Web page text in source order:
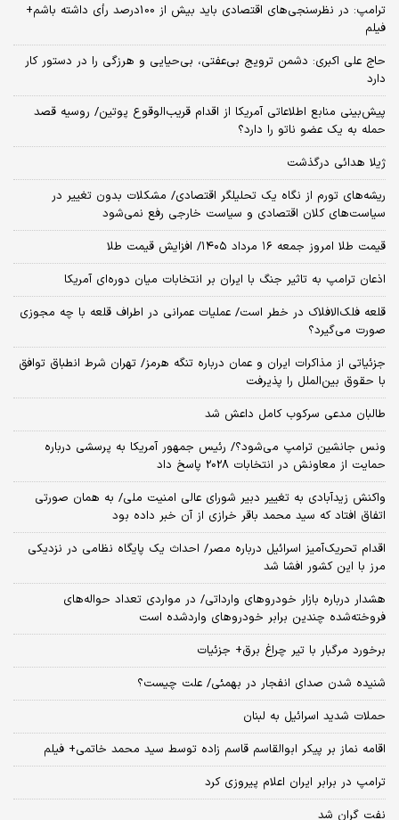
ترامپ: در نظرسنجی‌های اقتصادی باید بیش از 100درصد رأی داشته باشم+
فیلم
حاج علی اکبری: دشمن ترویج بی‌عفتی، بی‌حیایی و هرزگی را در دستور کار
دارد
پیش‌بینی منابع اطلاعاتی آمریکا از اقدام قریب‌الوقوع پوتین/ روسیه قصد
حمله به یک عضو ناتو را دارد؟
ژیلا هدائی درگذشت
ریشه‌های تورم از نگاه یک تحلیلگر اقتصادی/ مشکلات بدون تغییر در
سیاست‌های کلان اقتصادی و سیاست خارجی رفع نمی‌شود
قیمت طلا امروز جمعه ۱۶ مرداد ۱۴۰۵/ افزایش قیمت طلا
اذعان ترامپ به تاثیر جنگ با ایران بر انتخابات میان دوره‌ای آمریکا
قلعه فلک‌الافلاک در خطر است/ عملیات عمرانی در اطراف قلعه با چه مجوزی
صورت می‌گیرد؟
جزئیاتی از مذاکرات ایران و عمان درباره تنگه هرمز/ تهران شرط انطباق توافق
با حقوق بین‌الملل را پذیرفت
طالبان مدعی سرکوب کامل داعش شد
ونس جانشین ترامپ می‌شود؟/ رئیس جمهور آمریکا به پرسشی درباره
حمایت از معاونش در انتخابات 2028 پاسخ داد
واکنش زیدآبادی به تغییر دبیر شورای عالی امنیت ملی/ به همان صورتی
اتفاق افتاد که سید محمد باقر خرازی از آن خبر داده بود
اقدام تحریک‌آمیز اسرائیل درباره مصر/ احداث یک پایگاه نظامی در نزدیکی
مرز با این کشور افشا شد
هشدار درباره بازار خودروهای وارداتی/ در مواردی تعداد حواله‌های
فروخته‌شده چندین برابر خودروهای واردشده است
برخورد مرگبار با تیر چراغ برق+ جزئیات
شنیده شدن صدای انفجار در بهمئی/ علت چیست؟
حملات شدید اسرائیل به لبنان
اقامه نماز بر پیکر ابوالقاسم قاسم زاده توسط سید محمد خاتمی+ فیلم
ترامپ در برابر ایران اعلام پیروزی کرد
نفت گران شد